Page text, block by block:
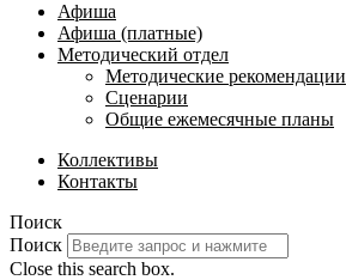
Афиша
Афиша (платные)
Методический отдел
Методические рекомендации
Сценарии
Общие ежемесячные планы
Коллективы
Контакты
Поиск
Поиск
Close this search box.